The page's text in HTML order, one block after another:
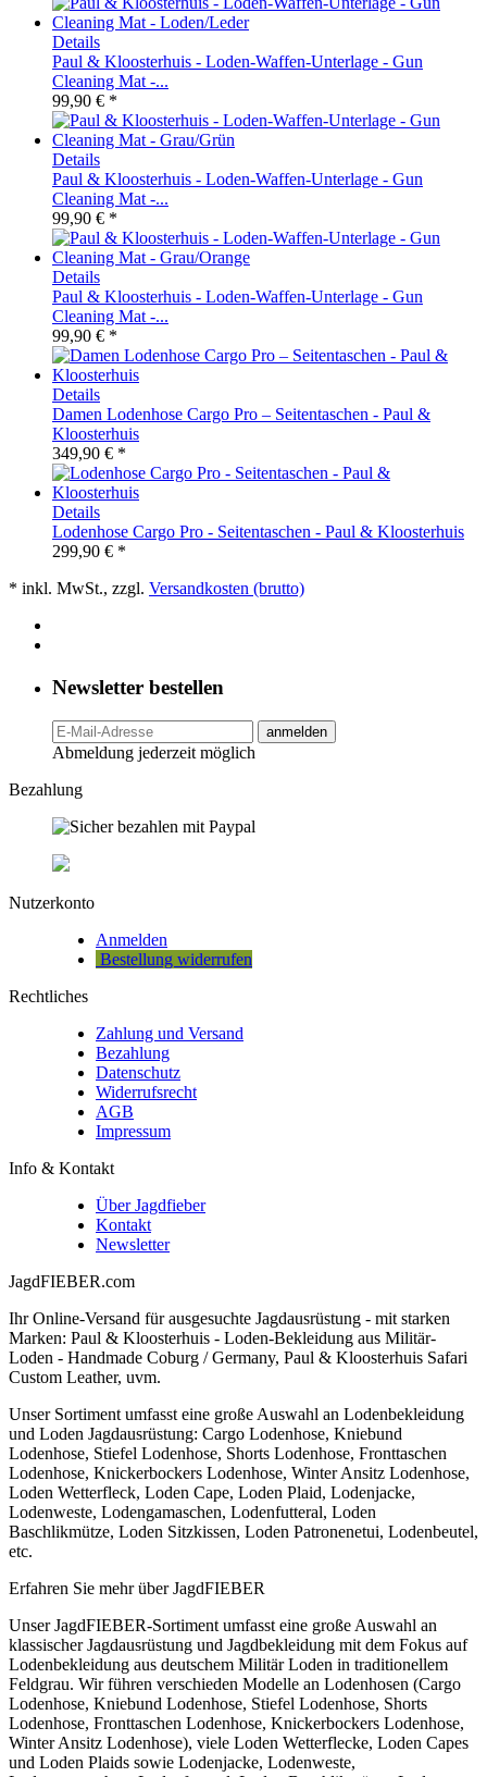
Details
Paul & Kloosterhuis - Loden-Waffen-Unterlage - Gun
Cleaning Mat -...
99,90 € *
Details
​Paul & Kloosterhuis - Loden-Waffen-Unterlage - Gun
Cleaning Mat -...
99,90 € *
Details
Paul & Kloosterhuis - Loden-Waffen-Unterlage - Gun
Cleaning Mat -...
99,90 € *
Details
Damen Lodenhose Cargo Pro – Seitentaschen - Paul &
Kloosterhuis
349,90 € *
Details
Lodenhose Cargo Pro - Seitentaschen - Paul & Kloosterhuis
299,90 € *
* inkl. MwSt., zzgl. Versandkosten (brutto)
Newsletter bestellen
anmelden
Abmeldung jederzeit möglich
Bezahlung
Nutzerkonto
Anmelden
Bestellung widerrufen
Rechtliches
Zahlung und Versand
Bezahlung
Datenschutz
Widerrufsrecht
AGB
Impressum
Info & Kontakt
Über Jagdfieber
Kontakt
Newsletter
JagdFIEBER.com
Ihr Online-Versand für ausgesuchte Jagdausrüstung - mit starken
Marken: Paul & Kloosterhuis - Loden-Bekleidung aus Militär-
Loden - Handmade Coburg / Germany, Paul & Kloosterhuis Safari
Custom Leather, uvm.
Unser Sortiment umfasst eine große Auswahl an Lodenbekleidung
und Loden Jagdausrüstung: Cargo Lodenhose, Kniebund
Lodenhose, Stiefel Lodenhose, Shorts Lodenhose, Fronttaschen
Lodenhose, Knickerbockers Lodenhose, Winter Ansitz Lodenhose,
Loden Wetterfleck, Loden Cape, Loden Plaid, Lodenjacke,
Lodenweste, Lodengamaschen, Lodenfutteral, Loden
Baschlikmütze, Loden Sitzkissen, Loden Patronenetui, Lodenbeutel,
etc.
Erfahren Sie mehr über JagdFIEBER
Unser JagdFIEBER-Sortiment umfasst eine große Auswahl an
klassischer Jagdausrüstung und Jagdbekleidung mit dem Fokus auf
Lodenbekleidung aus deutschem Militär Loden in traditionellem
Feldgrau. Wir führen verschieden Modelle an Lodenhosen (Cargo
Lodenhose, Kniebund Lodenhose, Stiefel Lodenhose, Shorts
Lodenhose, Fronttaschen Lodenhose, Knickerbockers Lodenhose,
Winter Ansitz Lodenhose), viele Loden Wetterflecke, Loden Capes
und Loden Plaids sowie Lodenjacke, Lodenweste,